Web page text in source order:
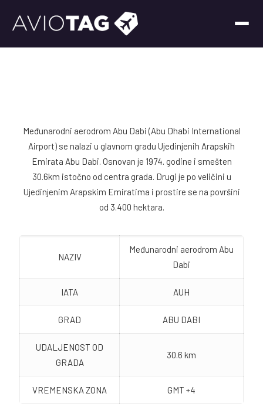
Međunarodni aerodrom Abu Dabi (Abu Dhabi International
Airport) se nalazi u glavnom gradu Ujedinjenih Arapskih
Emirata Abu Dabi. Osnovan je 1974. godine i smešten
30.6km istočno od centra grada. Drugi je po veličini u
Ujedinjenim Arapskim Emiratima i prostire se na površini
od 3.400 hektara.
NAZIV
Međunarodni aerodrom Abu
Dabi
IATA AUH
GRAD ABU DABI
UDALJENOST OD
GRADA
30.6 km
VREMENSKA ZONA GMT +4